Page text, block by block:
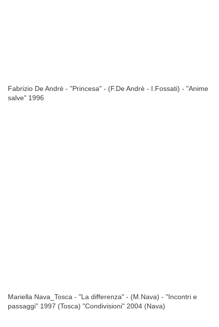
Fabrizio De Andrè - "Princesa" - (F.De Andrè - I.Fossati) - "Anime
salve" 1996
Mariella Nava_Tosca - "La differenza" - (M.Nava) - "Incontri e
passaggi" 1997 (Tosca) "Condivisioni" 2004 (Nava)